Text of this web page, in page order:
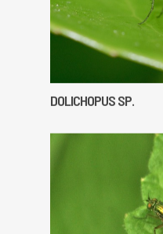
DOLICHOPUS SP.